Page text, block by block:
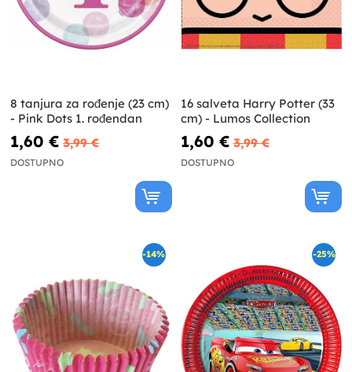
8 tanjura za rođenje (23 cm)
- Pink Dots 1. rođendan
1,60 € 3,99 €
DOSTUPNO
16 salveta Harry Potter (33
cm) - Lumos Collection
1,60 € 3,99 €
DOSTUPNO
-14% -25%